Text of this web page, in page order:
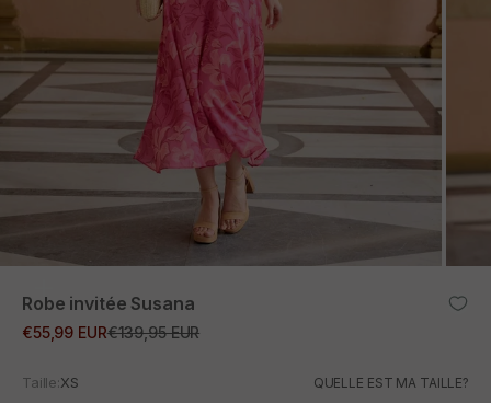
Robe invitée Susana
Prix promotionnel
€55,99 EURPrix normal
€139,95 EUR
Taille:XS QUELLE EST MA TAILLE?